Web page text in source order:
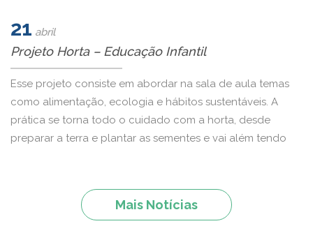
21 abril
Projeto Horta – Educação Infantil
Esse projeto consiste em abordar na sala de aula temas
como alimentação, ecologia e hábitos sustentáveis. A
prática se torna todo o cuidado com a horta, desde
preparar a terra e plantar as sementes e vai além tendo
Mais Notícias